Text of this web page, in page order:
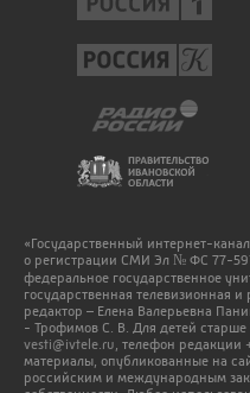
«Государственный интернет-
о регистрации СМИ Эл № ФС 77-
федеральное государственное
государственная телевизионная
редактор – Елена Валерьевна
- Трофимов С. В. Для детей старше
vesti@ivtele.ru , телефон редакции
материалы, опубликованные на
российским и международным